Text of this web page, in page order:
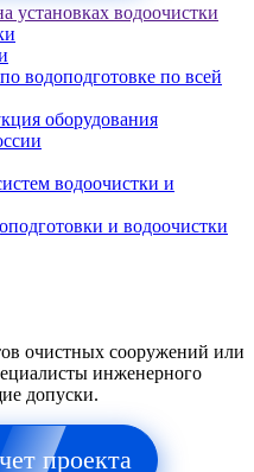
установках водоочистки
водоподготовке по всей
оборудования
водоочистки и
и водоочистки
очистных сооружений или
инженерного
допуски.
проекта